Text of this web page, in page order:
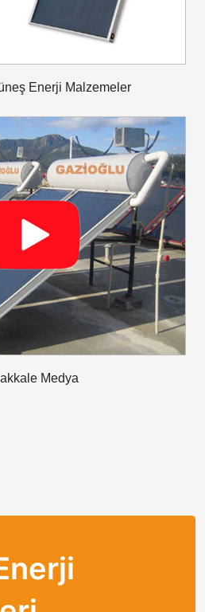
Enerji Malzemeler
Medya